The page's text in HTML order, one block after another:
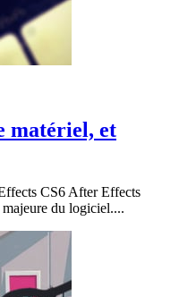
matériel, et
CS6 After Effects
du logiciel....